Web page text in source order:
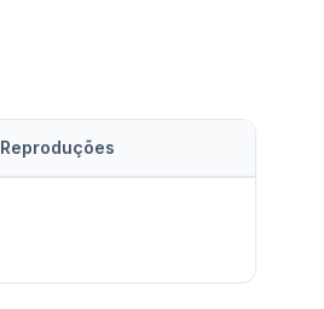
Reproduções